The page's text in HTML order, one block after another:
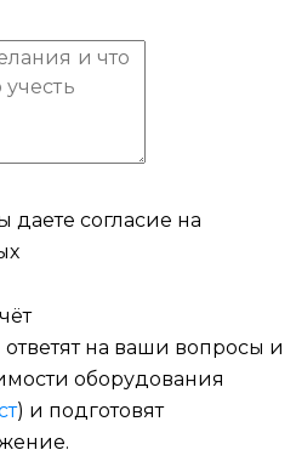
даете согласие на
на ваши вопросы и
оборудования
) и подготовят